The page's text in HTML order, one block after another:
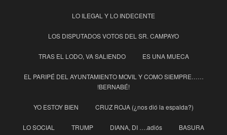
LO ILEGAL Y LO INDECENTE
LOS DISPUTADOS VOTOS DEL SR. CAMPAYO
TRAS EL LODO, VA SALIENDO ES UNA MUECA
EL PARIPÉ DEL AYUNTAMIENTO MOVIL Y COMO SIEMPRE……
!BERNABÉ!
YO ESTOY BIEN CRUZ ROJA (¿nos dió la espalda?)
LO SOCIAL TRUMP DIANA, DI ….adiós BASURA